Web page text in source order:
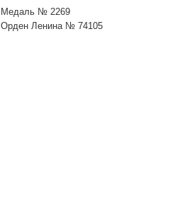
Медаль № 2269
Орден Ленина № 74105